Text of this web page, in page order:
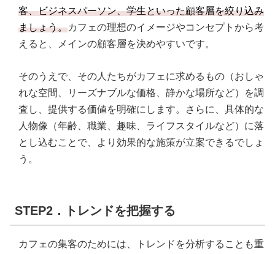
客、ビジネスパーソン、学生といった顧客層を絞り込み
ましょう。カフェの理想のイメージやコンセプトから考
えると、メインの顧客層を決めやすいです。
そのうえで、その人たちがカフェに求めるもの（おしゃ
れな空間、リーズナブルな価格、静かな場所など）を調
査し、提供する価値を明確にします。さらに、具体的な
人物像（年齢、職業、趣味、ライフスタイルなど）に落
とし込むことで、より効果的な施策が立案できるでしょ
う。
STEP2．トレンドを把握する
カフェの集客のためには、トレンドを分析することも重